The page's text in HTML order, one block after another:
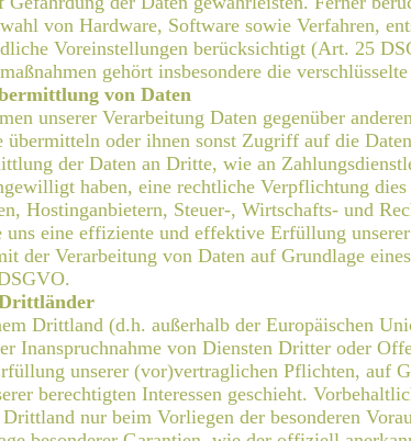
von Hardware, Software sowie Verfahren,
Voreinstellungen berücksichtigt (Art. 25
gehört insbesondere die
von Daten
unserer Verarbeitung Daten gegenüber
übermitteln oder ihnen sonst Zugriff auf die
der Daten an Dritte, wie an
haben, eine rechtliche Verpflichtung
Hostinganbietern, Steuer-, Wirtschafts- und
uns eine effiziente und effektive Erfüllung
der Verarbeitung von Daten auf Grundlage
Drittland (d.h. außerhalb der Europäischen
Inanspruchnahme von Diensten Dritter oder
unserer (vor)vertraglichen Pflichten,
berechtigten Interessen geschieht.
nur beim Vorliegen der besonderen